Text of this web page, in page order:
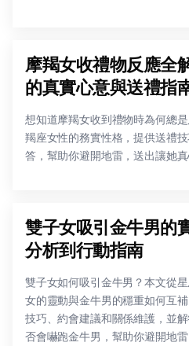
摩羯女收禮物反應全
的真實心意與送禮指
想知道摩羯女收到禮物時為何總
羯座女性的務實性格，提供送禮
答，幫助你避開地雷，送出讓她真
雙子女吸引金牛男的
分析到行動指南
雙子女如何吸引金牛男？本文從
女的靈動與金牛男的穩重如何互
技巧、約會建議和關係維護，並
否會嚇跑金牛男，幫助你避開地